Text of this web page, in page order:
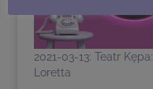
2021-03-13: Teatr Kępa:
Loretta